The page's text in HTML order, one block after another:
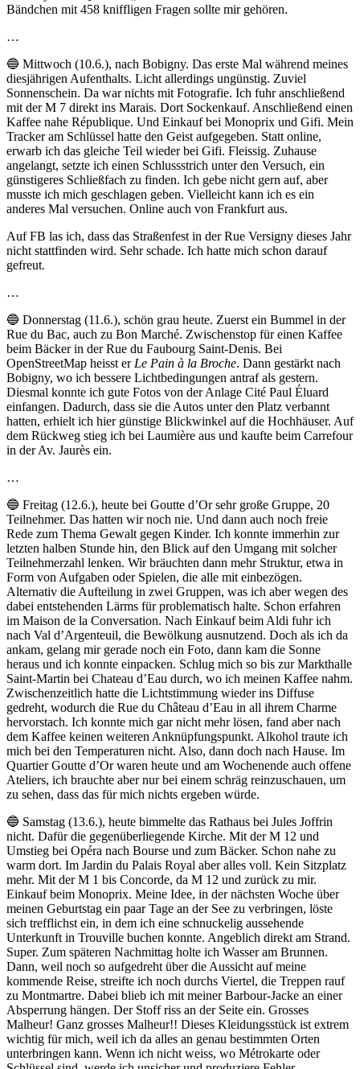
Bändchen mit 458 kniffligen Fragen sollte mir gehören.
…
🔵 Mittwoch (10.6.), nach Bobigny. Das erste Mal während meines
diesjährigen Aufenthalts. Licht allerdings ungünstig. Zuviel
Sonnenschein. Da war nichts mit Fotografie. Ich fuhr anschließend
mit der M 7 direkt ins Marais. Dort Sockenkauf. Anschließend einen
Kaffee nahe République. Und Einkauf bei Monoprix und Gifi. Mein
Tracker am Schlüssel hatte den Geist aufgegeben. Statt online,
erwarb ich das gleiche Teil wieder bei Gifi. Fleissig. Zuhause
angelangt, setzte ich einen Schlussstrich unter den Versuch, ein
günstigeres Schließfach zu finden. Ich gebe nicht gern auf, aber
musste ich mich geschlagen geben. Vielleicht kann ich es ein
anderes Mal versuchen. Online auch von Frankfurt aus.
Auf FB las ich, dass das Straßenfest in der Rue Versigny dieses Jahr
nicht stattfinden wird. Sehr schade. Ich hatte mich schon darauf
gefreut.
…
🔵 Donnerstag (11.6.), schön grau heute. Zuerst ein Bummel in der
Rue du Bac, auch zu Bon Marché. Zwischenstop für einen Kaffee
beim Bäcker in der Rue du Faubourg Saint-Denis. Bei
OpenStreetMap heisst er Le Pain à la Broche. Dann gestärkt nach
Bobigny, wo ich bessere Lichtbedingungen antraf als gestern.
Diesmal konnte ich gute Fotos von der Anlage Cité Paul Éluard
einfangen. Dadurch, dass sie die Autos unter den Platz verbannt
hatten, erhielt ich hier günstige Blickwinkel auf die Hochhäuser. Auf
dem Rückweg stieg ich bei Laumière aus und kaufte beim Carrefour
in der Av. Jaurès ein.
…
🔵 Freitag (12.6.), heute bei Goutte d’Or sehr große Gruppe, 20
Teilnehmer. Das hatten wir noch nie. Und dann auch noch freie
Rede zum Thema Gewalt gegen Kinder. Ich konnte immerhin zur
letzten halben Stunde hin, den Blick auf den Umgang mit solcher
Teilnehmerzahl lenken. Wir bräuchten dann mehr Struktur, etwa in
Form von Aufgaben oder Spielen, die alle mit einbezögen.
Alternativ die Aufteilung in zwei Gruppen, was ich aber wegen des
dabei entstehenden Lärms für problematisch halte. Schon erfahren
im Maison de la Conversation. Nach Einkauf beim Aldi fuhr ich
nach Val d’Argenteuil, die Bewölkung ausnutzend. Doch als ich da
ankam, gelang mir gerade noch ein Foto, dann kam die Sonne
heraus und ich konnte einpacken. Schlug mich so bis zur Markthalle
Saint-Martin bei Chateau d’Eau durch, wo ich meinen Kaffee nahm.
Zwischenzeitlich hatte die Lichtstimmung wieder ins Diffuse
gedreht, wodurch die Rue du Château d’Eau in all ihrem Charme
hervorstach. Ich konnte mich gar nicht mehr lösen, fand aber nach
dem Kaffee keinen weiteren Anknüpfungspunkt. Alkohol traute ich
mich bei den Temperaturen nicht. Also, dann doch nach Hause. Im
Quartier Goutte d’Or waren heute und am Wochenende auch offene
Ateliers, ich brauchte aber nur bei einem schräg reinzuschauen, um
zu sehen, dass das für mich nichts ergeben würde.
🔵 Samstag (13.6.), heute bimmelte das Rathaus bei Jules Joffrin
nicht. Dafür die gegenüberliegende Kirche. Mit der M 12 und
Umstieg bei Opéra nach Bourse und zum Bäcker. Schon nahe zu
warm dort. Im Jardin du Palais Royal aber alles voll. Kein Sitzplatz
mehr. Mit der M 1 bis Concorde, da M 12 und zurück zu mir.
Einkauf beim Monoprix. Meine Idee, in der nächsten Woche über
meinen Geburtstag ein paar Tage an der See zu verbringen, löste
sich trefflichst ein, in dem ich eine schnuckelig aussehende
Unterkunft in Trouville buchen konnte. Angeblich direkt am Strand.
Super. Zum späteren Nachmittag holte ich Wasser am Brunnen.
Dann, weil noch so aufgedreht über die Aussicht auf meine
kommende Reise, streifte ich noch durchs Viertel, die Treppen rauf
zu Montmartre. Dabei blieb ich mit meiner Barbour-Jacke an einer
Absperrung hängen. Der Stoff riss an der Seite ein. Grosses
Malheur! Ganz grosses Malheur!! Dieses Kleidungsstück ist extrem
wichtig für mich, weil ich da alles an genau bestimmten Orten
unterbringen kann. Wenn ich nicht weiss, wo Métrokarte oder